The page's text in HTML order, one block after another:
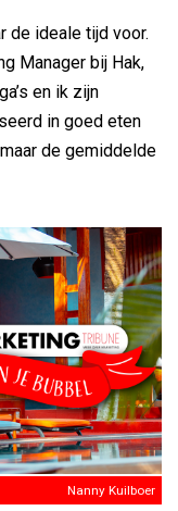
de ideale tijd voor.
Manager bij Hak,
en ik zijn
in goed eten
de gemiddelde
Nanny Kuilboer